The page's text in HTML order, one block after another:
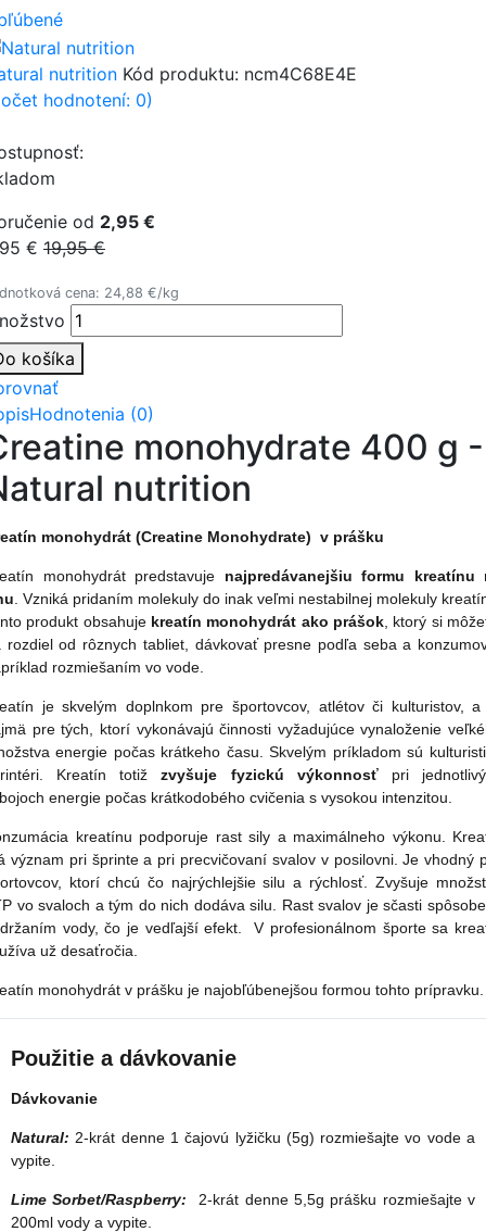
nutrition Kód produktu: ncm4C68E4E
hodnotení: 0)
od 2,95 €
€ 19,95 €
cena: 24,88 €/kg
košíka
Hodnotenia (0)
monohydrate 400 g -
nutrition
monohydrát (Creatine Monohydrate) v prášku
monohydrát predstavuje najpredávanejšiu formu kreatínu
. Vzniká pridaním molekuly do inak veľmi nestabilnej molekuly
produkt obsahujekreatín monohydrát ako prášok , ktorý si
rozdiel od rôznych tabliet, dávkovať presne podľa seba a
rozmiešaním vo vode.
je skvelým doplnkom pre športovcov, atlétov či kulturistov,
pre tých, ktorí vykonávajú činnosti vyžadujúce vynaloženie
energie počas krátkeho času. Skvelým príkladom sú
Kreatín totižzvyšuje fyzickú výkonnosťpri
energie počas krátkodobého cvičenia s vysokou intenzitou.
kreatínu podporuje rast sily a maximálneho výkonu.
význam pri šprinte a pri precvičovaní svalov v posilovni. Je vhodný
ktorí chcú čo najrýchlejšie silu a rýchlosť. Zvyšuje
vo svaloch a tým do nich dodáva silu. Rast svalov je sčasti
vody, čo je vedľajší efekt. V profesionálnom športe sa
už desaťročia.
monohydrát v prášku je najobľúbenejšou formou tohto
Použitie a dávkovanie
Dávkovanie
Natural: 2-krát denne 1 čajovú lyžičku (5g) rozmiešajte vo vode a
vypite.
Lime Sorbet/Raspberry:
2-krát denne 5,5g prášku rozmiešajte v
200ml vody a vypite.